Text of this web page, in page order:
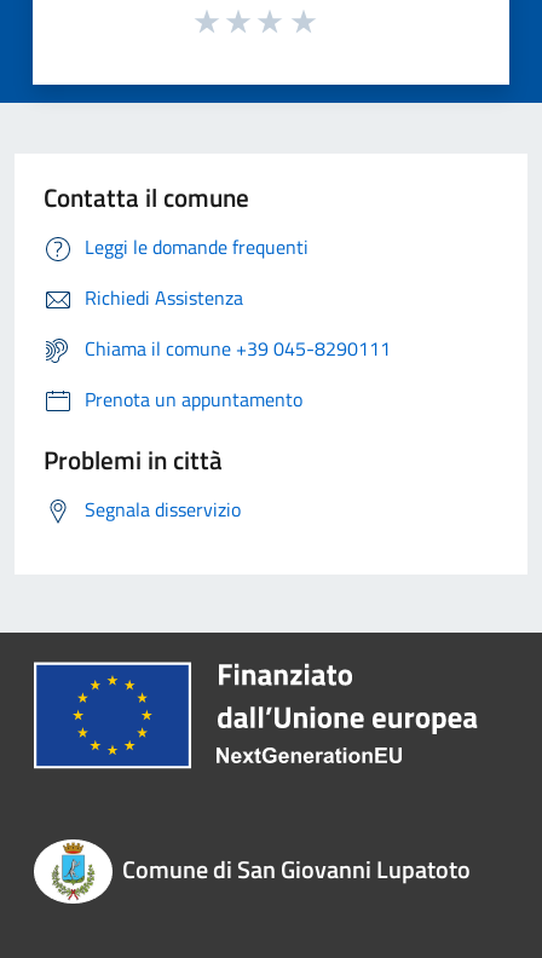
Contatta il comune
Leggi le domande frequenti
Richiedi Assistenza
Chiama il comune +39 045-8290111
Prenota un appuntamento
Problemi in città
Segnala disservizio
Comune di San Giovanni Lupatoto